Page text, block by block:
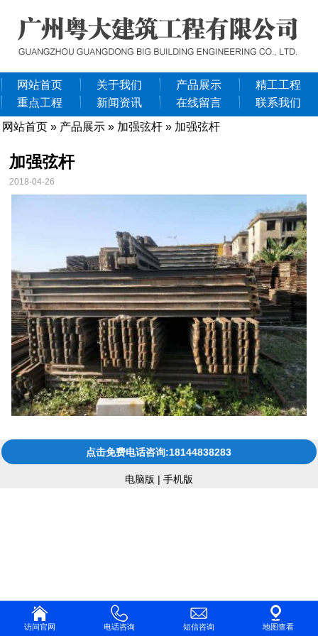
网站首页 关于我们 产品展示
精工工程
重点工程
新闻资讯 在线留言
联系我们
网站首页 » 产品展示 » 加强弦杆 » 加强弦杆
加强弦杆
2018-04-26
点击免费电话咨询:18144838283
电脑版 | 手机版
访问官网 电话咨询 短信咨询 地图查看